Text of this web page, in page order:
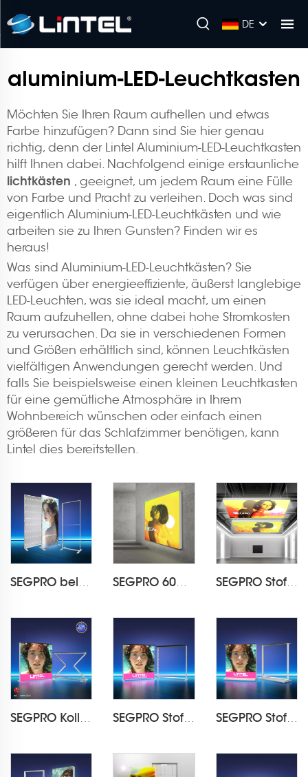
DE
aluminium-LED-Leuchtkasten
Möchten Sie Ihren Raum aufhellen und etwas
Farbe hinzufügen? Dann sind Sie hier genau
richtig, denn der Lintel Aluminium-LED-Leuchtkasten
hilft Ihnen dabei. Nachfolgend einige erstaunliche
lichtkästen , geeignet, um jedem Raum eine Fülle
von Farbe und Pracht zu verleihen. Doch was sind
eigentlich Aluminium-LED-Leuchtkästen und wie
arbeiten sie zu Ihren Gunsten? Finden wir es
heraus!
Was sind Aluminium-LED-Leuchtkästen? Sie
verfügen über energieeffiziente, äußerst langlebige
LED-Leuchten, was sie ideal macht, um einen
Raum aufzuhellen, ohne dabei hohe Stromkosten
zu verursachen. Da sie in verschiedenen Formen
und Größen erhältlich sind, können Leuchtkästen
vielfältigen Anwendungen gerecht werden. Und
falls Sie beispielsweise einen kleinen Leuchtkasten
für eine gemütliche Atmosphäre in Ihrem
Wohnbereich wünschen oder einfach einen
größeren für das Schlafzimmer benötigen, kann
Lintel dies bereitstellen.
SEGPRO beleuchteter Leuchtkastenstand LT-ALF60 SEGPRO 60mm Hinterleuchtete Stoff Wandmontierte Leuchtkiste SEGPRO Stoff-Hängelichtkasten
SEGPRO Kollabierbarer Lichtkastentresen LT-ALF85Z-TA SEGPRO Stoff-Lichtkastentresen LT-ALF85-TA SEGPRO Stoff-Aufladbare Lichtbox-Theke LT-ALF85-T3B